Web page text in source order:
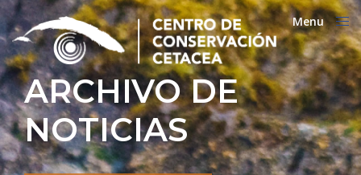
ARCHIVO DE
NOTICIAS
Menu
Close